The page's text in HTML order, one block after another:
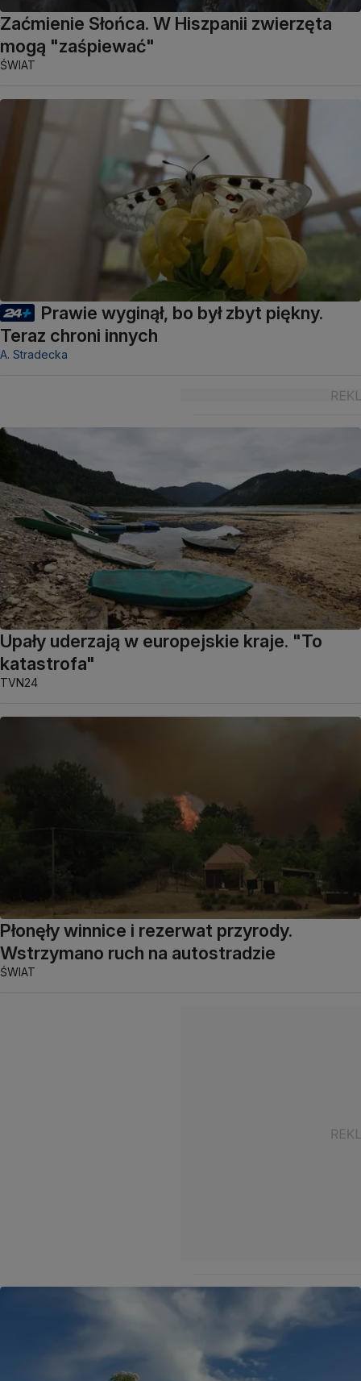
Zaćmienie Słońca. W Hiszpanii zwierzęta
mogą "zaśpiewać"
ŚWIAT
Prawie wyginął, bo był zbyt piękny.
Teraz chroni innych
A. Stradecka
Upały uderzają w europejskie kraje. "To
katastrofa"
TVN24
Płonęły winnice i rezerwat przyrody.
Wstrzymano ruch na autostradzie
ŚWIAT